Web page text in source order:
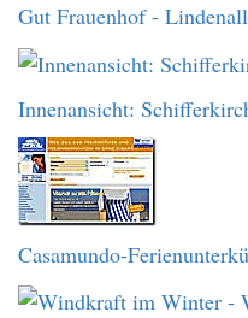
Gut Frauenhof -
Innenansicht:
Casamundo-